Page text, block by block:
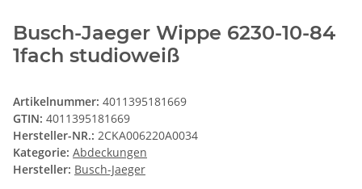
Busch-Jaeger Wippe 6230-10-84
1fach studioweiß
Artikelnummer: 4011395181669
GTIN: 4011395181669
Hersteller-NR.: 2CKA006220A0034
Kategorie: Abdeckungen
Hersteller: Busch-Jaeger